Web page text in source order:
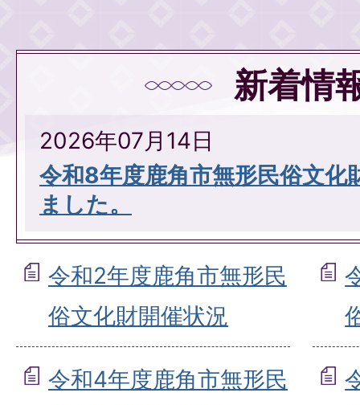
新着情
2026年07月14日
令和8年度鹿角市無形民俗文化
ました。
令和2年度鹿角市無形民
俗文化財開催状況
令和4年度鹿角市無形民